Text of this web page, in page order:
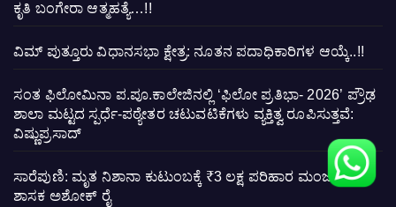
ಕೃತಿ ಬಂಗೇರಾ ಆತ್ಮಹತ್ಯೆ…!!
ವಿಮ್ ಪುತ್ತೂರು ವಿಧಾನಸಭಾ ಕ್ಷೇತ್ರ: ನೂತನ ಪದಾಧಿಕಾರಿಗಳ ಆಯ್ಕೆ..!!
ಸಂತ ಫಿಲೋಮಿನಾ ಪ.ಪೂ.ಕಾಲೇಜಿನಲ್ಲಿ ‘ಫಿಲೋ ಪ್ರತಿಭಾ- 2026’ ಪ್ರೌಢ
ಶಾಲಾ ಮಟ್ಟದ ಸ್ಪರ್ಧೆ-ಪಠ್ಯೇತರ ಚಟುವಟಿಕೆಗಳು ವ್ಯಕ್ತಿತ್ವ ರೂಪಿಸುತ್ತವೆ:
ವಿಷ್ಣುಪ್ರಸಾದ್
ಸಾರೆಪುಣಿ: ಮೃತ ನಿಶಾನಾ ಕುಟುಂಬಕ್ಕೆ ₹3 ಲಕ್ಷ ಪರಿಹಾರ ಮಂಜೂರು –
ಶಾಸಕ ಅಶೋಕ್ ರೈ